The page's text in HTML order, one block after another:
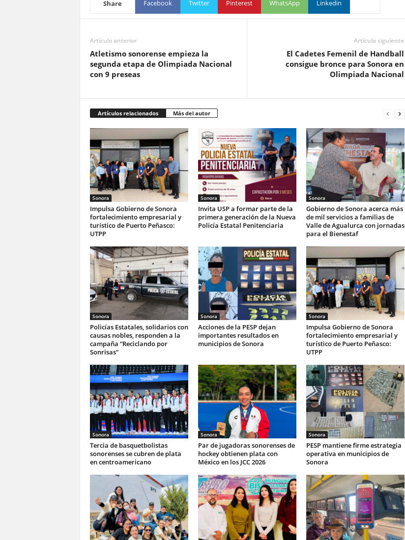
Share Facebook Twitter Pinterest WhatsApp Linkedin
Artículo anterior
Atletismo sonorense empieza la
segunda etapa de Olimpiada Nacional
con 9 preseas
Artículo siguiente
El Cadetes Femenil de Handball
consigue bronce para Sonora en
Olimpiada Nacional
Artículos relacionados Más del autor
Sonora
Impulsa Gobierno de Sonora
fortalecimiento empresarial y
turístico de Puerto Peñasco:
UTPP
Sonora
Invita USP a formar parte de la
primera generación de la Nueva
Policía Estatal Penitenciaria
Sonora
Gobierno de Sonora acerca más
de mil servicios a familias de
Valle de Agualurca con jornadas
para el Bienestaf
Sonora
Policías Estatales, solidarios con
causas nobles, responden a la
campaña “Reciclando por
Sonrisas”
Sonora
Acciones de la PESP dejan
importantes resultados en
municipios de Sonora
Sonora
Impulsa Gobierno de Sonora
fortalecimiento empresarial y
turístico de Puerto Peñasco:
UTPP
Sonora
Tercia de basquetbolistas
sonorenses se cubren de plata
en centroamericano
Sonora
Par de jugadoras sonorenses de
hockey obtienen plata con
México en los JCC 2026
Sonora
PESP mantiene firme estrategia
operativa en municipios de
Sonora